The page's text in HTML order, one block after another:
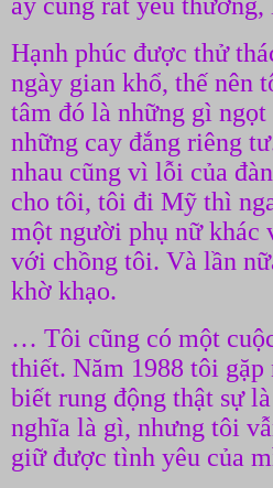
Hạnh phúc được thử
ngày gian khổ, thế nên
tâm đó là những gì ngọt
những cay đắng riêng
nhau cũng vì lỗi của
cho tôi, tôi đi Mỹ thì
một người phụ nữ khác
với chồng tôi. Và lần
khờ khạo.
… Tôi cũng có một
thiết. Năm 1988 tôi
biết rung động thật sự
nghĩa là gì, nhưng tôi
giữ được tình yêu của